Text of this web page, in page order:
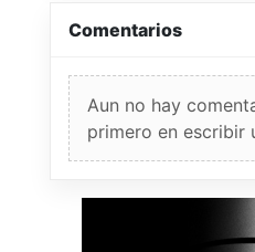
Comentarios
Aun no hay
primero en escribir